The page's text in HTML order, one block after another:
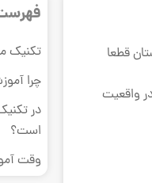
قطعا
واقعیت
تکنیک
چرا
در
است؟
وقت